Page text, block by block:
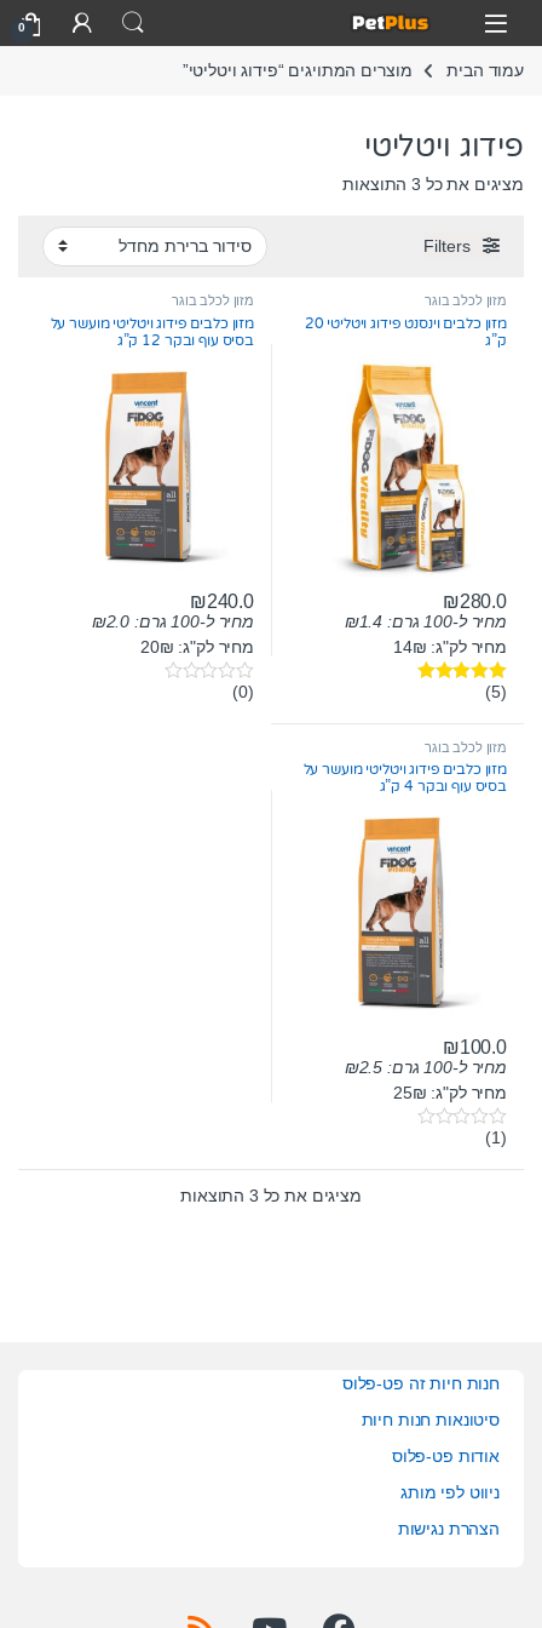
Skip to navigation
Skip to content
Open
0
עמוד הבית מוצרים המתויגים “פידוג ויטליטי”
פידוג ויטליטי
מציגים את כל ⁦3⁩ התוצאות
Filters
מזון לכלב בוגר
מזון כלבים וינסנט פידוג ויטליטי 20
ק”ג
₪280.0
מחיר ל-100 גרם: ₪1.4
מחיר לק"ג: 14₪
דורג(5)
מזון לכלב בוגר
מזון כלבים פידוג ויטליטי מועשר על
בסיס עוף ובקר 12 ק”ג
₪240.0
מחיר ל-100 גרם: ₪2.0
מחיר לק"ג: 20₪
0(0)
מזון לכלב בוגר
מזון כלבים פידוג ויטליטי מועשר על
בסיס עוף ובקר 4 ק”ג
₪100.0
מחיר ל-100 גרם: ₪2.5
מחיר לק"ג: 25₪
0
u
(1)
מציגים את כל ⁦3⁩ התוצאות
חנות חיות זה פט-פלוס
סיטונאות חנות חיות
אודות פט-פלוס
ניווט לפי מותג
הצהרת נגישות